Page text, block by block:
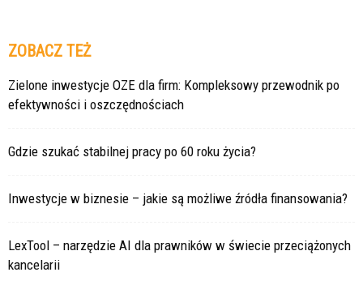
ZOBACZ TEŻ
Zielone inwestycje OZE dla firm: Kompleksowy przewodnik po
efektywności i oszczędnościach
Gdzie szukać stabilnej pracy po 60 roku życia?
Inwestycje w biznesie – jakie są możliwe źródła finansowania?
LexTool – narzędzie AI dla prawników w świecie przeciążonych
kancelarii